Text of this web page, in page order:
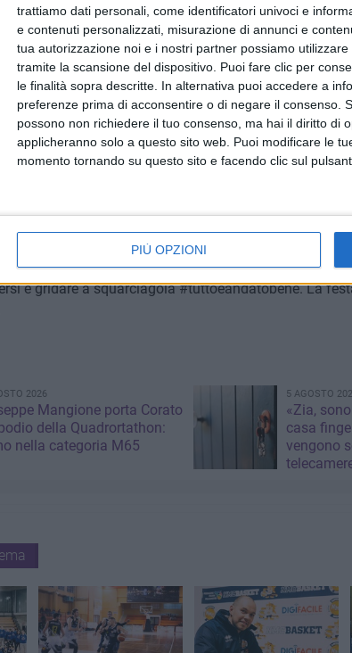
trattiamo dati personali, come identificatori univoci e
e contenuti personalizzati, misurazione di annunci e
tua autorizzazione noi e i nostri partner possiamo
tramite la scansione del dispositivo. Puoi fare clic per
le finalità sopra descritte. In alternativa puoi accedere a
preferenze prima di acconsentire o di negare il consenso.
possono non richiedere il tuo consenso, ma hai il diritto di
applicheranno solo a questo sito web. Puoi modificare le
momento tornando su questo sito e facendo clic sul
PIÙ OPZIONI
sport a fattore 4 (ovvero con alta probabilità di
e l'attività agonistica saranno sicuramente gli
inizio delle attività, né tantomeno siamo a
per l'attività nelle palestre ma certamente dobbiamo
in questo momento in cui la stessa Federazione ha
nei settori giovanili e che porteranno nelle prime
giovani" noi della NMC lo abbiamo sposato sin
ci riempie d'orgoglio apprendere, con tanta
che la FIP a livello nazionale vuole adottare in
farci pensare ai nostri miniatleti, forse i più
da basket dove si sentono i veri protagonisti.
questo bellissimo sport, dobbiamo ancora per un
e gridare a squarciagola #tuttoèandatobene. La
2026
Mangione porta Corato
della Quadrortathon:
nella categoria M65
5 AGOSTO
«Zia,
casa
vengono